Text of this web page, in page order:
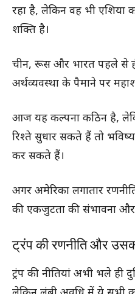
रहा है, लेकिन वह भी एशिया
शक्ति है।
चीन, रूस और भारत पहले से
अर्थव्यवस्था के पैमाने पर
आज यह कल्पना कठिन है,
रिश्ते सुधार सकते हैं तो
कर सकते हैं।
अगर अमेरिका लगातार
की एकजुटता की संभावना
ट्रंप की रणनीति और
ट्रंप की नीतियां अभी भले ही